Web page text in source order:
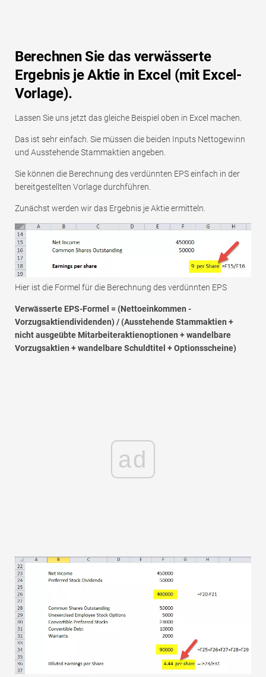
Berechnen Sie das verwässerte
Ergebnis je Aktie in Excel (mit Excel-
Vorlage).
Lassen Sie uns jetzt das gleiche Beispiel oben in Excel machen.
Das ist sehr einfach. Sie müssen die beiden Inputs Nettogewinn
und Ausstehende Stammaktien angeben.
Sie können die Berechnung des verdünnten EPS einfach in der
bereitgestellten Vorlage durchführen.
Zunächst werden wir das Ergebnis je Aktie ermitteln.
Hier ist die Formel für die Berechnung des verdünnten EPS
Verwässerte EPS-Formel = (Nettoeinkommen -
Vorzugsaktiendividenden) / (Ausstehende Stammaktien +
nicht ausgeübte Mitarbeiteraktienoptionen + wandelbare
Vorzugsaktien + wandelbare Schuldtitel + Optionsscheine)
ad